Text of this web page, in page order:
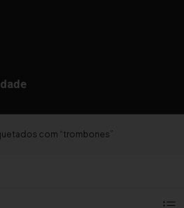
com “trombones”